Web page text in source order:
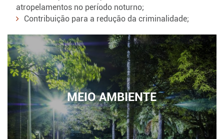
atropelamentos no período noturno;
Contribuição para a redução da criminalidade;
MEIO AMBIENTE